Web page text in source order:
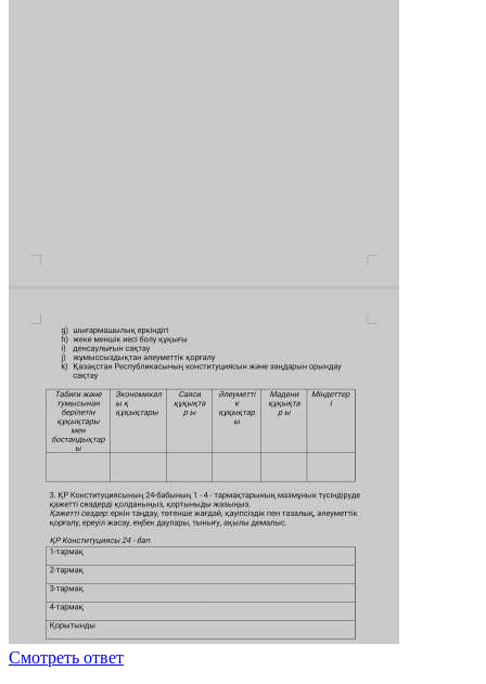
Смотреть ответ